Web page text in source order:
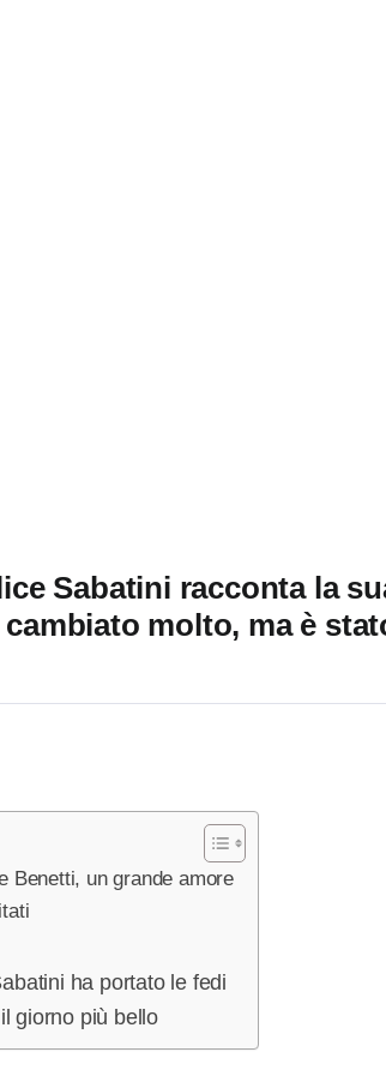
Sabatini racconta la
molto, ma è
Benetti, un grande amore
ha portato le fedi
giorno più bello